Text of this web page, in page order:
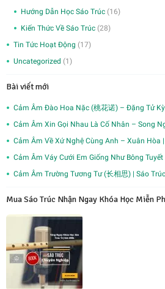
Hướng Dẫn Học Sáo Trúc (16)
Kiến Thức Về Sáo Trúc (28)
Tin Tức Hoạt Động (17)
Uncategorized (1)
Bài viết mới
Cảm Âm Đào Hoa Nặc (桃花诺) – Đặng Tử
Cảm Âm Xin Gọi Nhau Là Cố Nhân – Song
Cảm Âm Về Xứ Nghệ Cùng Anh – Xuân Hòa
Cảm Âm Váy Cưới Em Giống Như Bông
Cảm Âm Trường Tương Tư (长相思) | Sáo
Mua Sáo Trúc Nhận Ngay Khóa Học Miễn